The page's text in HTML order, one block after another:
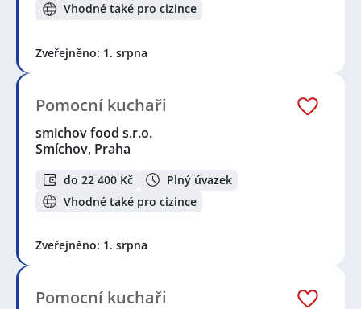
Vhodné také pro cizince
Zveřejněno: 1. srpna
Pomocní kuchaři
smichov food s.r.o.
Smíchov, Praha
do 22 400 Kč
Plný úvazek
Vhodné také pro cizince
Zveřejněno: 1. srpna
Pomocní kuchaři